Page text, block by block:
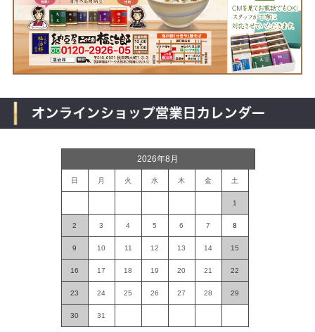
2026年8月
日 月 火 水 木 金 土
1
2 3 4 5 6 7 8
9 10 11 12 13 14 15
16 17 18 19 20 21 22
23 24 25 26 27 28 29
30 31